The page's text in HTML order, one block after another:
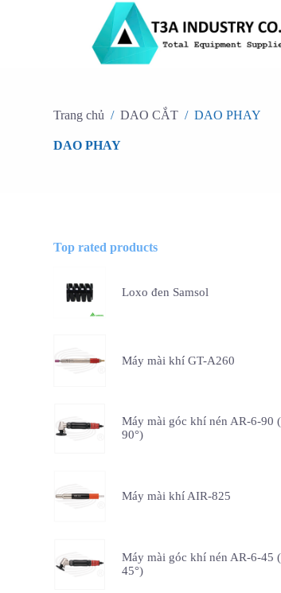
Trang chủ / DAO CẮT / DAO PHAY
DAO PHAY
Top rated products
Loxo đen Samsol
Máy mài khí GT-A260
Máy mài góc khí nén AR-6-90
90°)
Máy mài khí AIR-825
Máy mài góc khí nén AR-6-45
45°)